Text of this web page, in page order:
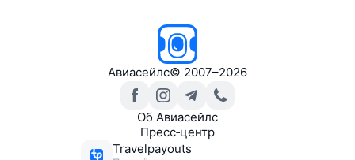
Авиасейлс© 2007–2026
Об Авиасейлс
Пресс‑центр
Travelpayouts